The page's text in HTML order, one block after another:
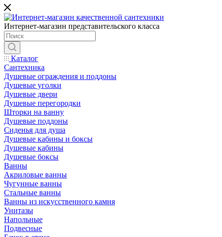
Интернет-магазин представительского класса
Каталог
Сантехника
Душевые ограждения и поддоны
Душевые уголки
Душевые двери
Душевые перегородки
Шторки на ванну
Душевые поддоны
Сиденья для душа
Душевые кабины и боксы
Душевые кабины
Душевые боксы
Ванны
Акриловые ванны
Чугунные ванны
Стальные ванны
Ванны из искусственного камня
Унитазы
Напольные
Подвесные